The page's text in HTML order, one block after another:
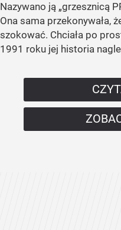
Nazywano ją „grzesznicą
Ona sama przekonywała,
szokować. Chciała po
1991 roku jej historia